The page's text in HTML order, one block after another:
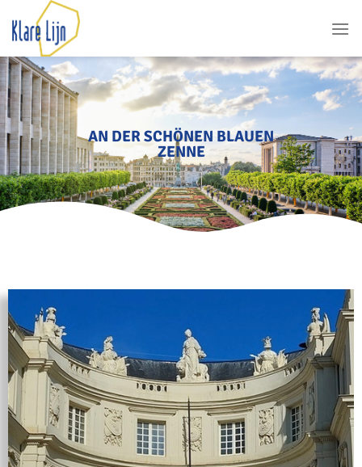
AN DER SCHÖNEN BLAUEN
ZENNE